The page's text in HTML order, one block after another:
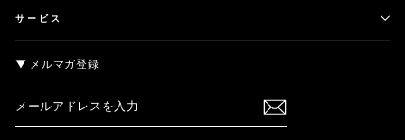
サービス
▼ メルマガ登録
ー
ル
読
す